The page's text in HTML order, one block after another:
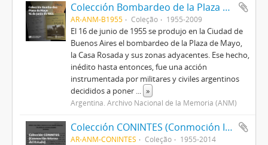
Colección Bombardeo de la Plaza de Mayo 16 de Junio de 1955
AR-ANM-B1955 Coleção 1955-2009
El 16 de junio de 1955 se produjo en la Ciudad de
Buenos Aires el bombardeo de la Plaza de Mayo,
la Casa Rosada y sus zonas adyacentes. Ese hecho,
inédito hasta entonces, fue una acción
instrumentada por militares y civiles argentinos
decididos a poner ... »
Argentina. Archivo Nacional de la Memoria (ANM)
Colección CONINTES (Conmoción Interna del Estado)
AR-ANM-CONINTES Coleção 1955-2014